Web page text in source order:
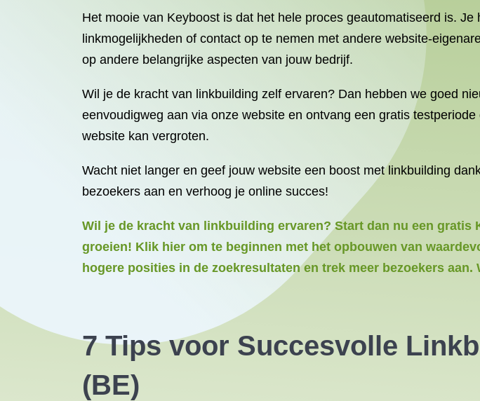
Het mooie van Keyboost is dat het hele proces geautomatiseerd is.
linkmogelijkheden of contact op te nemen met andere website-
op andere belangrijke aspecten van jouw bedrijf.
Wil je de kracht van linkbuilding zelf ervaren? Dan hebben we goed
eenvoudigweg aan via onze website en ontvang een gratis
website kan vergroten.
Wacht niet langer en geef jouw website een boost met linkbuilding
bezoekers aan en verhoog je online succes!
Wil je de kracht van linkbuilding ervaren? Start dan nu een
groeien! Klik hier om te beginnen met het opbouwen van
hogere posities in de zoekresultaten en trek meer bezoekers
7 Tips voor Succesvolle
(BE)